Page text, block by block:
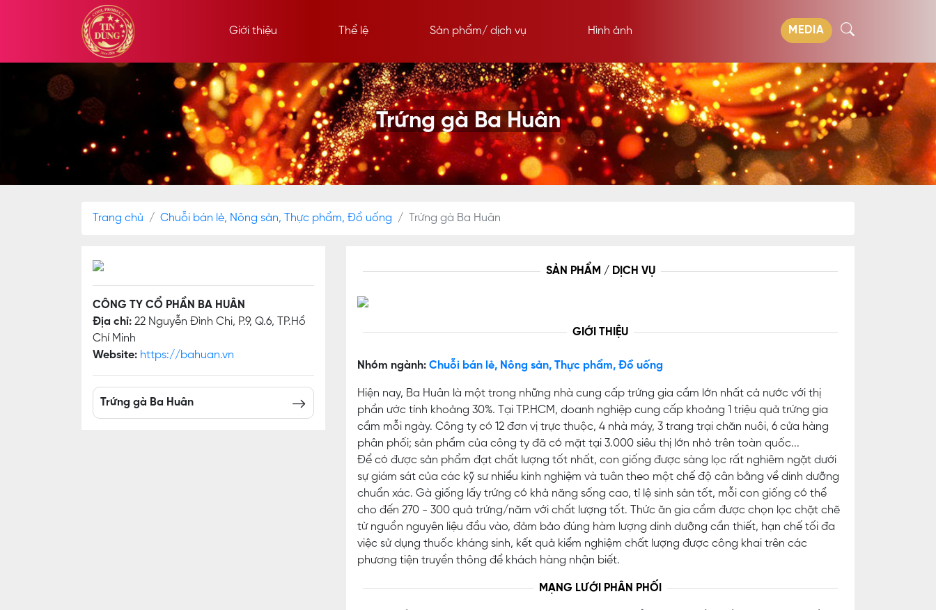
Giới thiệu Thể lệ Sản phẩm/ dịch vụ Hình ảnh MEDIA
Trứng gà Ba Huân
Trang chủ Chuỗi bán lẻ, Nông sản, Thực phẩm, Đồ uống Trứng gà Ba Huân
CÔNG TY CỔ PHẦN BA HUÂN
Địa chỉ: 22 Nguyễn Đình Chi, P.9, Q.6, TP.Hồ
Chí Minh
Website: https://bahuan.vn
Trứng gà Ba Huân
SẢN PHẨM / DỊCH VỤ
GIỚI THIỆU
Nhóm ngành: Chuỗi bán lẻ, Nông sản, Thực phẩm, Đồ uống
Hiện nay, Ba Huân là một trong những nhà cung cấp trứng gia cầm lớn nhất cả nước với thị
phần ước tính khoảng 30%. Tại TP.HCM, doanh nghiệp cung cấp khoảng 1 triệu quả trứng gia
cầm mỗi ngày. Công ty có 12 đơn vị trực thuộc, 4 nhà máy, 3 trang trại chăn nuôi, 6 cửa hàng
phân phối; sản phẩm của công ty đã có mặt tại 3.000 siêu thị lớn nhỏ trên toàn quốc...
Để có được sản phẩm đạt chất lượng tốt nhất, con giống được sàng lọc rất nghiêm ngặt dưới
sự giám sát của các kỹ sư nhiều kinh nghiệm và tuân theo một chế độ cân bằng về dinh dưỡng
chuẩn xác. Gà giống lấy trứng có khả năng sống cao, tỉ lệ sinh sản tốt, mỗi con giống có thể
cho đến 270 - 300 quả trứng/năm với chất lượng tốt. Thức ăn gia cầm được chọn lọc chặt chẽ
từ nguồn nguyên liệu đầu vào, đảm bảo đúng hàm lượng dinh dưỡng cần thiết, hạn chế tối đa
việc sử dụng thuốc kháng sinh, kết quả kiểm nghiệm chất lượng được công khai trên các
phương tiện truyền thông để khách hàng nhận biết.
MẠNG LƯỚI PHÂN PHỐI